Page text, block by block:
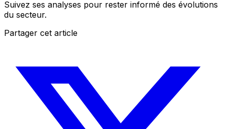
Suivez ses analyses pour rester informé des évolutions
du secteur.
Partager cet article